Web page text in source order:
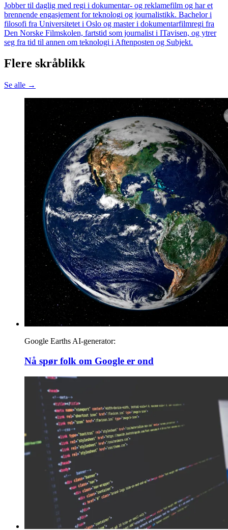
Jobber til daglig med regi i dokumentar- og reklamefilm og har et
brennende engasjement for teknologi og journalistikk. Bachelor i
filosofi fra Universitetet i Oslo og master i dokumentarfilmregi fra
Den Norske Filmskolen, fartstid som journalist i ITavisen, og ytrer
seg fra tid til annen om teknologi i Aftenposten og Subjekt.
Flere skråblikk
Se alle →
Google Earths AI-generator:
Nå spør folk om Google er ond